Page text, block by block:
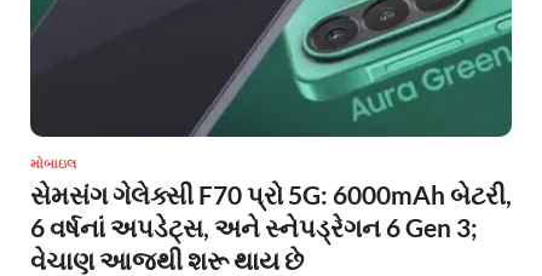
મોબાઇલ
સેમસંગ ગેલેક્સી F70 પ્રો 5G: 6000mAh બેટરી,
6 વર્ષનાં અપડેટ્સ, અને સ્નેપડ્રેગન 6 Gen 3;
વેચાણ આજથી શરૂ થાય છે